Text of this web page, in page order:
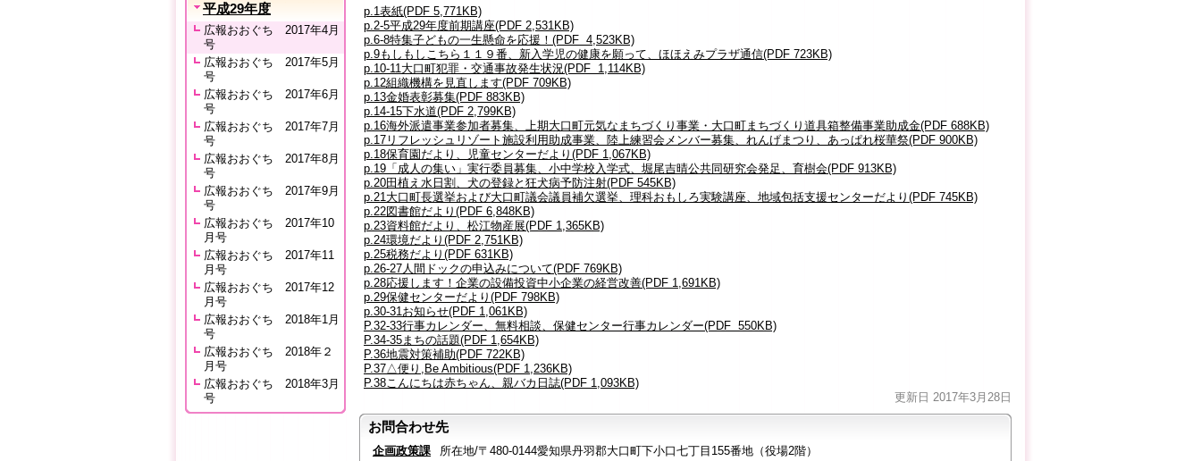
平成29年度
広報おおぐち 2017年4月
号
広報おおぐち 2017年5月
号
広報おおぐち 2017年6月
号
広報おおぐち 2017年7月
号
広報おおぐち 2017年8月
号
広報おおぐち 2017年9月
号
広報おおぐち 2017年10
月号
広報おおぐち 2017年11
月号
広報おおぐち 2017年12
月号
広報おおぐち 2018年1月
号
広報おおぐち 2018年２
月号
広報おおぐち 2018年3月
号
p.1表紙(PDF 5,771KB)
p.2-5平成29年度前期講座(PDF 2,531KB)
p.6-8特集子どもの一生懸命を応援！(PDF 4,523KB)
p.9もしもしこちら１１９番、新入学児の健康を願って、ほほえみプラザ通信(PDF 723KB)
p.10-11大口町犯罪・交通事故発生状況(PDF 1,114KB)
p.12組織機構を見直します(PDF 709KB)
p.13金婚表彰募集(PDF 883KB)
p.14-15下水道(PDF 2,799KB)
p.16海外派遣事業参加者募集、上期大口町元気なまちづくり事業・大口町まちづくり道具箱整備事業助成金(PDF 688KB)
p.17リフレッシュリゾート施設利用助成事業、陸上練習会メンバー募集、れんげまつり、あっぱれ桜華祭(PDF 900KB)
p.18保育園だより、児童センターだより(PDF 1,067KB)
p.19「成人の集い」実行委員募集、小中学校入学式、堀尾吉晴公共同研究会発足、育樹会(PDF 913KB)
p.20田植え水日割、犬の登録と狂犬病予防注射(PDF 545KB)
p.21大口町長選挙および大口町議会議員補欠選挙、理科おもしろ実験講座、地域包括支援センターだより(PDF 745KB)
p.22図書館だより(PDF 6,848KB)
p.23資料館だより、松江物産展(PDF 1,365KB)
p.24環境だより(PDF 2,751KB)
p.25税務だより(PDF 631KB)
p.26-27人間ドックの申込みについて(PDF 769KB)
p.28応援します！企業の設備投資中小企業の経営改善(PDF 1,691KB)
p.29保健センターだより(PDF 798KB)
p.30-31お知らせ(PDF 1,061KB)
P.32-33行事カレンダー、無料相談、保健センター行事カレンダー(PDF 550KB)
P.34-35まちの話題(PDF 1,654KB)
P.36地震対策補助(PDF 722KB)
P.37△便り,Be Ambitious(PDF 1,236KB)
P.38こんにちは赤ちゃん、親バカ日誌(PDF 1,093KB)
更新日 2017年3月28日
お問合わせ先
企画政策課
所在地/〒480-0144愛知県丹羽郡大口町下小口七丁目155番地（役場2階）